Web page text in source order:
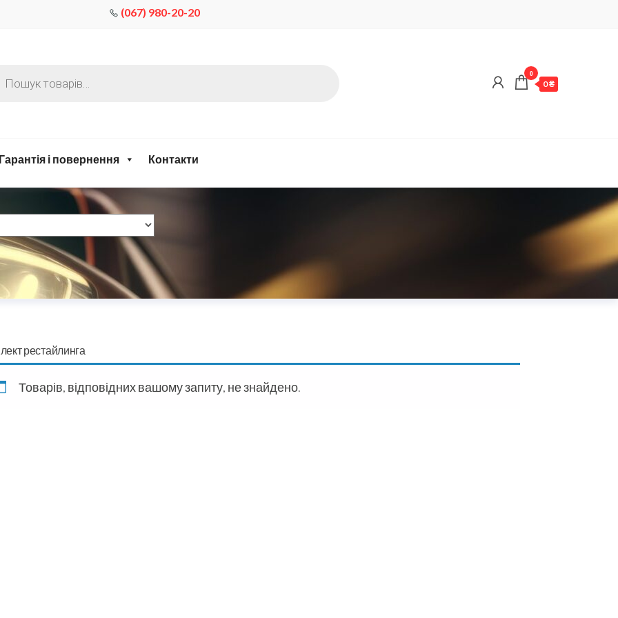
(067) 980-20-20
0
0 ₴
і повернення Контакти
рестайлинга
Товарів, відповідних вашому запиту, не знайдено.